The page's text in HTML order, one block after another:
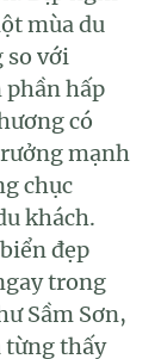
mùa du
so với
hấp
có
mạnh
chục
khách.
đẹp
trong
Sầm Sơn,
từng thấy